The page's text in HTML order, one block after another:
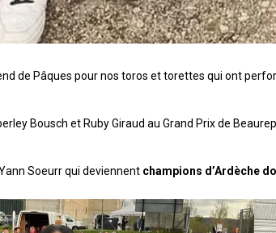
de Pâques pour nos toros et torettes qui ont
Bousch et Ruby Giraud au Grand Prix de
Soeurr qui deviennent champions d’Ardèche